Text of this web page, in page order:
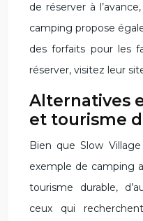
de réserver à
camping propose
des forfaits pour les
réserver, visitez leur
Alternatives
et tourisme
Bien que Slow
exemple de camping
tourisme durable,
ceux qui